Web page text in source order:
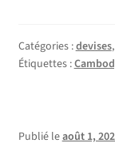
Catégories :devises,
Étiquettes :
Publié leaoût 1,